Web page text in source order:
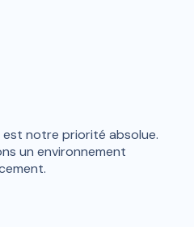
notre priorité absolue.
un environnement